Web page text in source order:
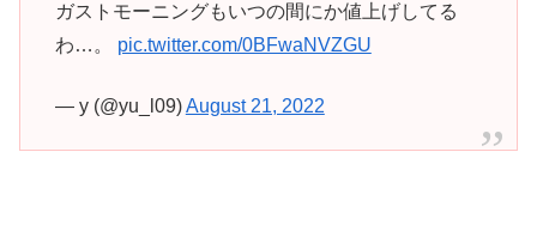
ガストモーニングもいつの間にか値上げしてる
わ…。 pic.twitter.com/0BFwaNVZGU
— y (@yu_l09)August 21, 2022